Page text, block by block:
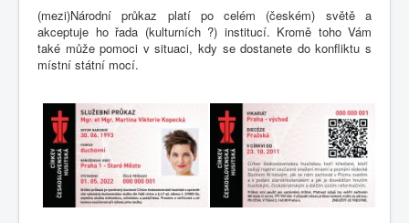
(mezi)Národní průkaz platí po celém (českém) světě a
akceptuje ho řada (kulturních ?) institucí. Kromě toho Vám
také může pomoci v situaci, kdy se dostanete do konfliktu s
místní státní mocí.